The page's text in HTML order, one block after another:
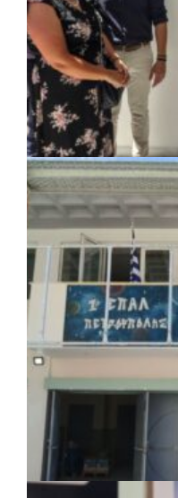
ΚΟΙΝΩΝΙΑ | 07/08/2026 ·
Το Δημοτικό
πλέον το όνομα
ΤΟΠΙΚΗ ΑΥΤΟΔΙΟΙΚΗΣΗ